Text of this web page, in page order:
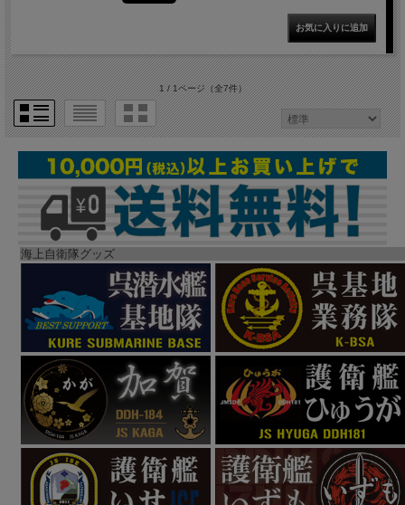
1 / 1ページ（全7件）
海上自衛隊グッズ